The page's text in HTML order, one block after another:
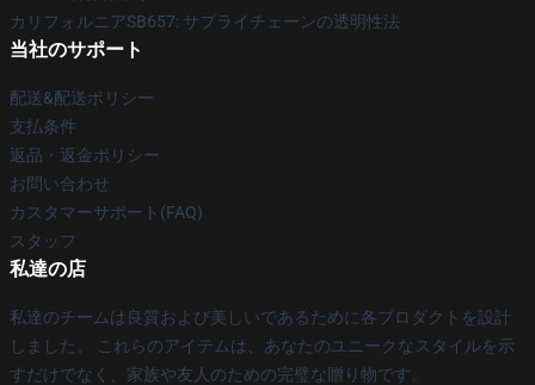
カリフォルニアSB657: サプライチェーンの透明性法
当社のサポート
配送&配送ポリシー
支払条件
返品・返金ポリシー
お問い合わせ
カスタマーサポート(FAQ)
スタッフ
私達の店
私達のチームは良質および美しいであるために各プロダクトを設計
しました。 これらのアイテムは、あなたのユニークなスタイルを示
すだけでなく、家族や友人のための完璧な贈り物です。